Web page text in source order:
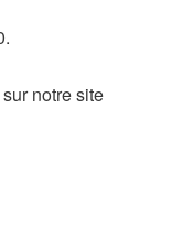
notre site